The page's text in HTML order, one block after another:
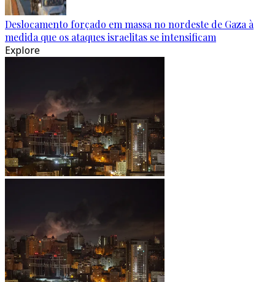
Deslocamento forçado em massa no nordeste de Gaza à
medida que os ataques israelitas se intensificam
Explore